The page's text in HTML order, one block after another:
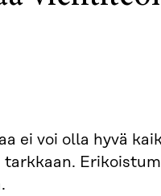
ei voi olla hyvä